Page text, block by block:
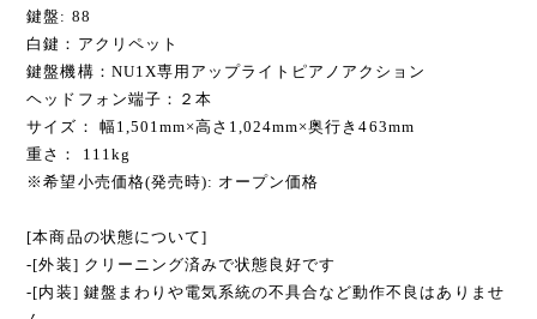
鍵盤: 88
白鍵：アクリペット
鍵盤機構：NU1X専用アップライトピアノアクション
ヘッドフォン端子：２本
サイズ： 幅1,501mm×高さ1,024mm×奥行き463mm
重さ： 111kg
※希望小売価格(発売時): オープン価格
[本商品の状態について]
-[外装] クリーニング済みで状態良好です
-[内装] 鍵盤まわりや電気系統の不具合など動作不良はありませ